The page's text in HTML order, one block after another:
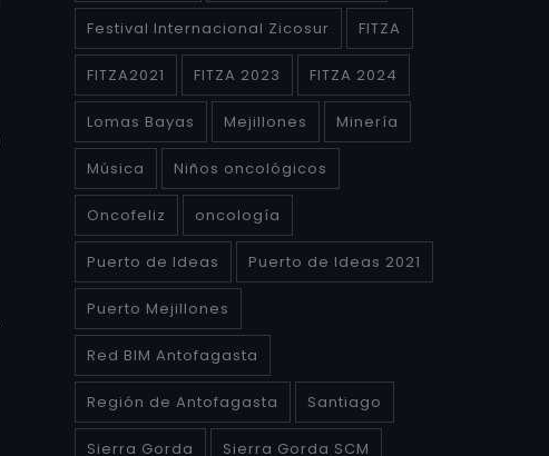
Festival Internacional Zicosur FITZA
FITZA2021 FITZA 2023 FITZA 2024
Lomas Bayas Mejillones Minería
Música Niños oncológicos
Oncofeliz oncología
Puerto de Ideas Puerto de Ideas 2021
Puerto Mejillones
Red BIM Antofagasta
Región de Antofagasta Santiago
Sierra Gorda Sierra Gorda SCM